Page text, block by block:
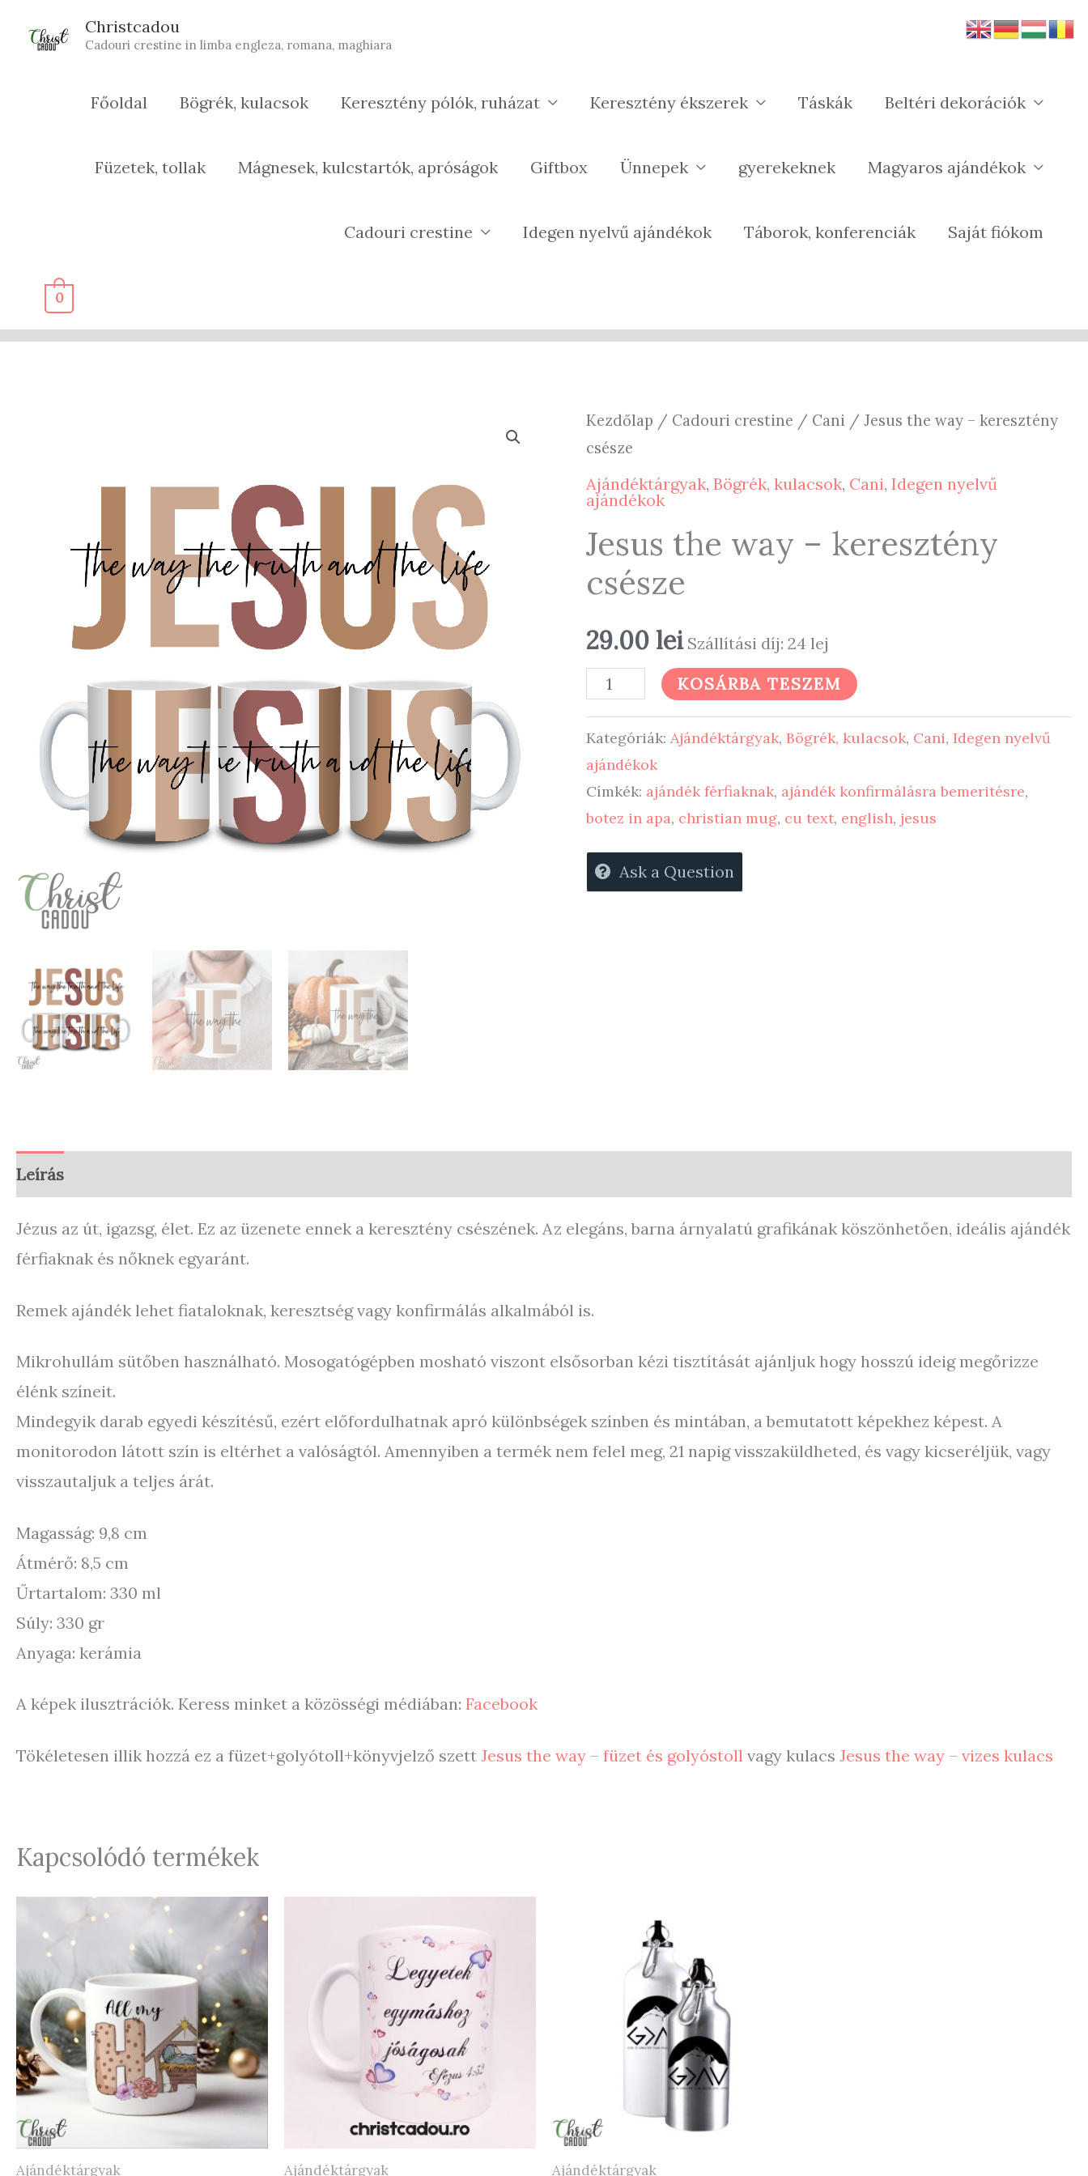
Christcadou
Cadouri crestine in limba engleza, romana, maghiara
Főoldal Bögrék, kulacsok Keresztény pólók, ruházat Keresztény ékszerek Táskák Beltéri dekorációk
Füzetek, tollak Mágnesek, kulcstartók, apróságok Giftbox Ünnepek gyerekeknek Magyaros ajándékok
Cadouri crestine Idegen nyelvű ajándékok Táborok, konferenciák Saját fiókom
0
Kezdőlap / Cadouri crestine / Cani / Jesus the way – keresztény
csésze
Ajándéktárgyak,Bögrék, kulacsok, Cani,Idegen nyelvű
ajándékok
Jesus the way – keresztény
csésze
29.00 lei Szállítási díj: 24 lej
Jesus
the
way
-
keresztény
mennyiség
KOSÁRBA TESZEM
Kategóriák:Ajándéktárgyak,Bögrék, kulacsok, Cani,Idegen nyelvű
ajándékok
Címkék: ajándék férfiaknak, ajándék konfirmálásra bemeritésre,
botez in apa, christian mug, cu text, english, jesus
Ask a Question
Leírás
Jézus az út, igazsg, élet. Ez az üzenete ennek a keresztény csészének. Az elegáns, barna árnyalatú grafikának köszönhetően, ideális ajándék
férfiaknak és nőknek egyaránt.
Remek ajándék lehet fiataloknak, keresztség vagy konfirmálás alkalmából is.
Mikrohullám sütőben használható. Mosogatógépben mosható viszont elsősorban kézi tisztítását ajánljuk hogy hosszú ideig megőrizze
élénk színeit.
Mindegyik darab egyedi készítésű, ezért előfordulhatnak apró különbségek színben és mintában, a bemutatott képekhez képest. A
monitorodon látott szín is eltérhet a valóságtól. Amennyiben a termék nem felel meg, 21 napig visszaküldheted, és vagy kicseréljük, vagy
visszautaljuk a teljes árát.
Magasság: 9,8 cm
Átmérő: 8,5 cm
Űrtartalom: 330 ml
Súly: 330 gr
Anyaga: kerámia
A képek ilusztrációk. Keress minket a közösségi médiában: Facebook
Tökéletesen illik hozzá ez a füzet+golyótoll+könyvjelző szett Jesus the way – füzet és golyóstoll vagy kulacs Jesus the way – vizes kulacs
Kapcsolódó termékek
Ajándéktárgyak Ajándéktárgyak Ajándéktárgyak